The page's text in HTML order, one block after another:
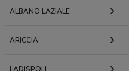
ALBANO LAZIALE
ARICCIA